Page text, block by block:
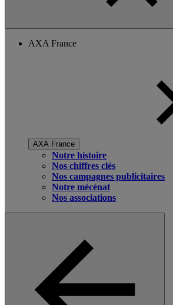
AXA France
AXA France
Notre histoire
Nos chiffres clés
Nos campagnes publicitaires
Notre mécénat
Nos associations